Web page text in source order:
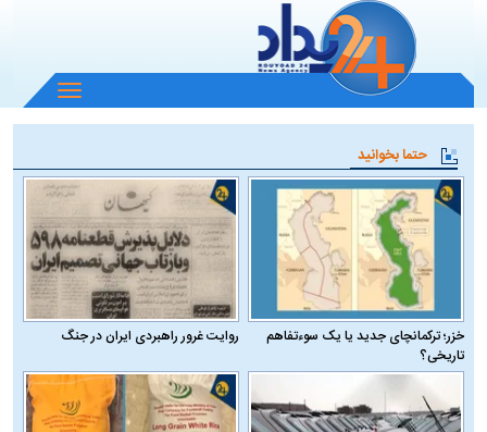
باز
و
منو
حتما بخوانید
خزر؛ ترکمانچای جدید یا یک سوءتفاهم
تاریخی؟
روایت غرور راهبردی ایران در جنگ